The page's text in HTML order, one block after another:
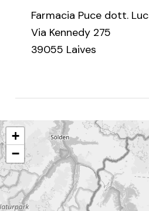
Farmacia Puce dott.
Via Kennedy 275
39055 Laives
+
−